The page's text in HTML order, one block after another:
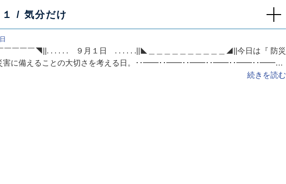
/ 気分だけ
￣￣￣￣◥||. . . . . . ９月１日 . . . . . .||◣＿＿＿＿＿＿＿＿＿＿◢||今日は『 防災
害に備えることの大切さを考える日。･･━━･･━━･･━━･･━━･･━━･･━━･･
続きを読む